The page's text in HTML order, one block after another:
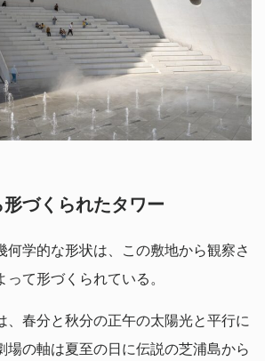
づくられたタワー
何学的な形状は、この敷地から観察さ
て形づくられている。
、春分と秋分の正午の太陽光と平行に
場の軸は夏至の日に伝説の芝浦島から